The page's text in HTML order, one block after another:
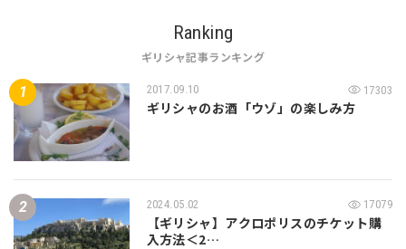
Ranking
ギリシャ記事ランキング
2017.09.10 17303
ギリシャのお酒「ウゾ」の楽しみ方
2024.05.02 17079
【ギリシャ】アクロポリスのチケット購
入方法＜2…